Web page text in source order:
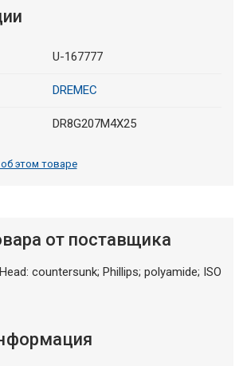
U-167777
DREMEC
DR8G207M4X25
этом товаре
от поставщика
countersunk; Phillips; polyamide; ISO